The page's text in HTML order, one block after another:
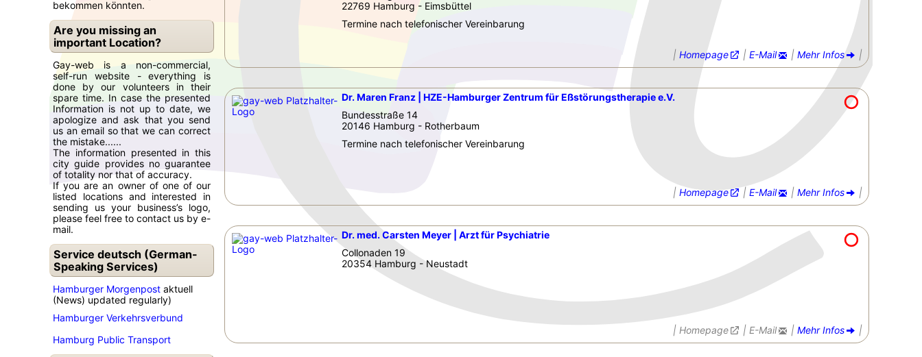
bekommen könnten.
Are you missing an
important Location?
Gay-web is a non-commercial,
self-run website - everything is
done by our volunteers in their
spare time. In case the presented
Information is not up to date, we
apologize and ask that you send
us an email so that we can correct
the mistake......
The information presented in this
city guide provides no guarantee
of totality nor that of accuracy.
If you are an owner of one of our
listed locations and interested in
sending us your business’s logo,
please feel free to contact us by e-
mail.
Service deutsch (German-
Speaking Services)
Hamburger Morgenpost aktuell
(News) updated regularly)
Hamburger Verkehrsverbund
Hamburg Public Transport
22769 Hamburg - Eimsbüttel
Termine nach telefonischer Vereinbarung
| Homepage | E-Mail | Mehr Infos |
Dr. Maren Franz | HZE-Hamburger Zentrum für Eßstörungstherapie e.V.‎
Bundesstraße 14
20146 Hamburg - Rotherbaum
Termine nach telefonischer Vereinbarung
| Homepage | E-Mail | Mehr Infos |
Dr. med. Carsten Meyer | Arzt für Psychiatrie
Collonaden 19
20354 Hamburg - Neustadt
| Homepage | E-Mail | Mehr Infos |